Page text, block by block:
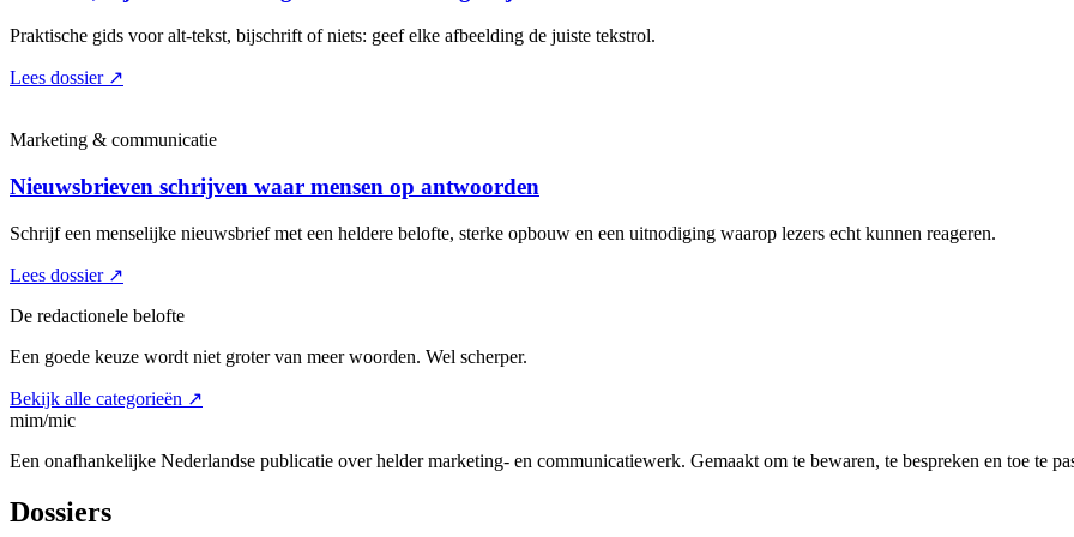
Praktische gids voor alt-tekst, bijschrift of niets: geef elke afbeelding de juiste tekstrol.
Lees dossier ↗
Marketing & communicatie
Nieuwsbrieven schrijven waar mensen op antwoorden
Schrijf een menselijke nieuwsbrief met een heldere belofte, sterke opbouw en een uitnodiging waarop lezers echt kunnen reageren.
Lees dossier ↗
De redactionele belofte
Een goede keuze wordt niet groter van meer woorden. Wel scherper.
Bekijk alle categorieën ↗
mim/mic
Een onafhankelijke Nederlandse publicatie over helder marketing- en communicatiewerk. Gemaakt om te bewaren, te bespreken en toe te
Dossiers